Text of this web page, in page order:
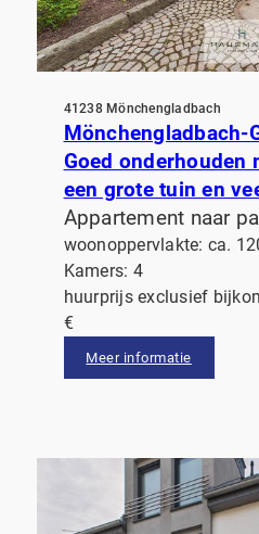
41238 Mönchengladbach
Mönchengladbach-
Goed onderhouden
een grote tuin en
Appartement naar
woonoppervlakte: ca.
Kamers: 4
huurprijs exclusief
€
Meer informatie